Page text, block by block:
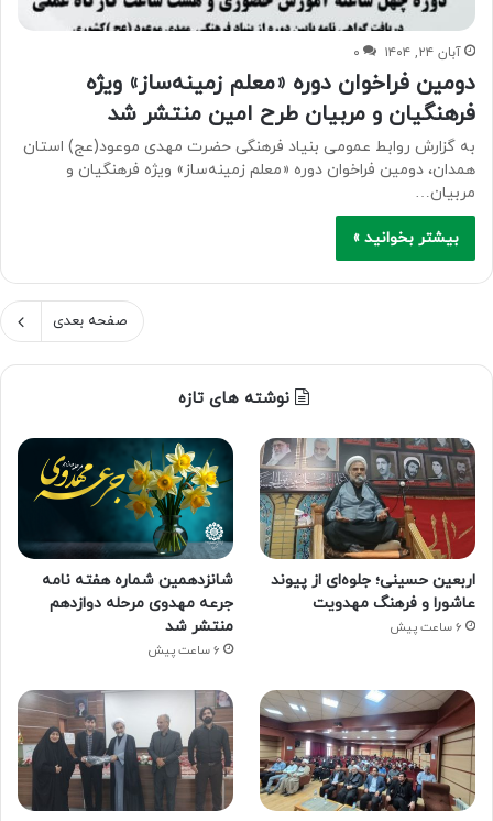
آبان ۲۴, ۱۴۰۴ ۰
دومین فراخوان دوره «معلم زمینه‌ساز» ویژه
فرهنگیان و مربیان طرح امین منتشر شد
به گزارش روابط عمومی بنیاد فرهنگی حضرت مهدی موعود(عج) استان
همدان، دومین فراخوان دوره «معلم زمینه‌ساز» ویژه فرهنگیان و
مربیان…
بیشتر بخوانید »
صفحه بعدی
نوشته های تازه
اربعین حسینی؛ جلوه‌ای از پیوند
عاشورا و فرهنگ مهدویت
6 ساعت پیش
شانزدهمین شماره هفته‌ نامه
جرعه مهدوی مرحله دوازدهم
منتشر شد
6 ساعت پیش